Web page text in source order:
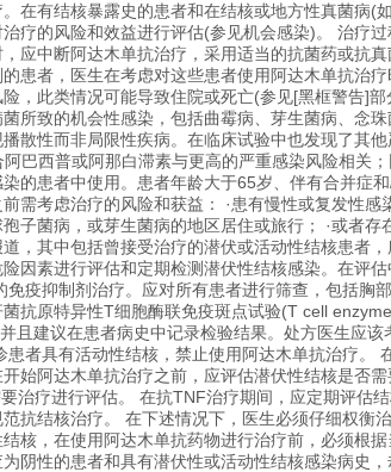
在有结核暴露史的患者和在结核或地方性真菌病(
疗的风险和效益进行评估(参见机会感染)。 治疗
应中断阿达木单抗治疗，采用适当的抗菌药或抗
患者，医生在考虑对这些患者使用阿达木单抗治
，此类情况可能导致住院或死亡(参见[黑框警告]
所致的机会性感染，包括曲霉病、芽生菌病、念
散性而非局限性疾病。在临床试验中也发现了其
巴西普或阿那白滞素与更高的严重感染风险相关
的患者中使用。患者年龄大于65岁、伴有合并症
需考虑治疗的风险和获益： ·患有慢性或复发性
子菌病，或芽生菌病的地区居住或旅行； ·或者
，其中包括曾接受治疗的潜伏或活动性结核患者
因素进行评估和定期检测潜伏性结核感染。在评
疫抑制剂治疗。应对所有患者进行筛查，包括胸
抗原特异性T细胞酶联免疫斑点试验(T cell
且建议在患者病史中记录检验结果。处方医生应
者具有活动性结核，禁止使用阿达木单抗治疗。
始阿达木单抗治疗之前，应评估潜伏性结核是否
治疗进行评估。 在抗TNF治疗期间，应定期评估
抗结核治疗。 在下述情况下，医生必须仔细权衡
核，在使用阿达木单抗药物进行治疗前，必须根
阴性的患者和具有潜伏性或活动性结核感染病史